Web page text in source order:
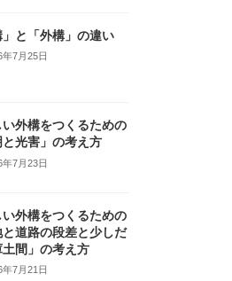
」と「外構」の違い
年7月25日
外構をつくるための
と光害」の考え方
年7月23日
外構をつくるための
と道路の段差と少しだ
土間」の考え方
年7月21日